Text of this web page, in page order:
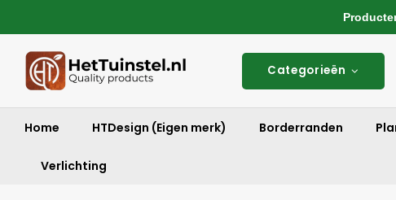
Categorieën
Home HTDesign (Eigen merk) Borderranden
Verlichting